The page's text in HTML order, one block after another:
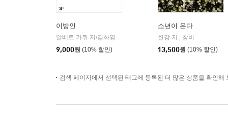
이방인
9,000원 (10% 할인)
소년이 온다
한강 저 | 창비
13,500원 (10% 할인)
검색 페이지에서 선택된 태그에 등록된 더 많은 상품을 확인해